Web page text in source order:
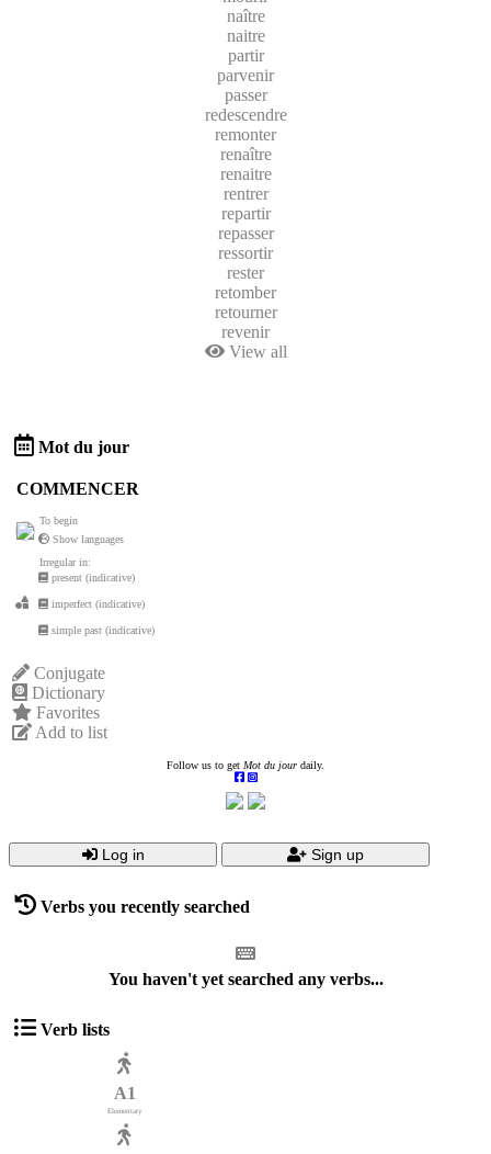
naître
naitre
partir
parvenir
passer
redescendre
remonter
renaître
renaitre
rentrer
repartir
repasser
ressortir
rester
retomber
retourner
revenir
View all
Mot du jour
COMMENCER
To begin
Show languages
Irregular in:
present (indicative)
imperfect (indicative)
simple past (indicative)
Conjugate
Dictionary
Favorites
Add to list
Follow us to get Mot du jour daily.
Log in Sign up
Verbs you recently searched
You haven't yet searched any verbs...
Verb lists
A1
Elementary